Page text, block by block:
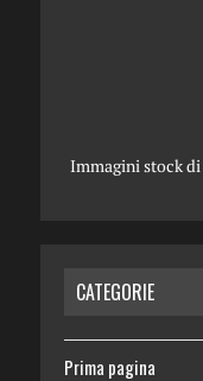
Immagini stock di
CATEGORIE
Prima pagina